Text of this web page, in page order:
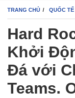
TRANG CHỦ QUỐC TẾ
Hard
Khởi
Đá với
Teams.